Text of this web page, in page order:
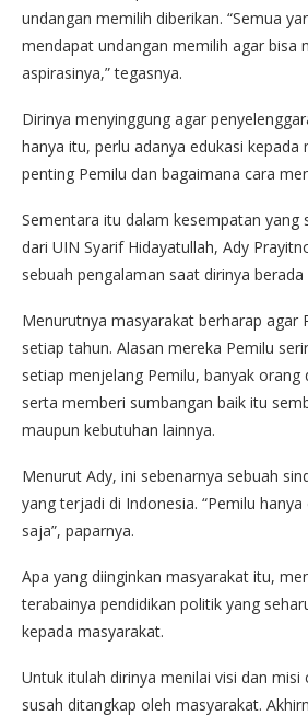
undangan memilih diberikan. “Semua
mendapat undangan memilih agar bisa
aspirasinya,” tegasnya.
Dirinya menyinggung agar
hanya itu, perlu adanya edukasi kepada
penting Pemilu dan bagaimana cara
Sementara itu dalam kesempatan yang
dari UIN Syarif Hidayatullah, Ady
sebuah pengalaman saat dirinya
Menurutnya masyarakat berharap agar
setiap tahun. Alasan mereka Pemilu
setiap menjelang Pemilu, banyak orang
serta memberi sumbangan baik itu
maupun kebutuhan lainnya.
Menurut Ady, ini sebenarnya sebuah
yang terjadi di Indonesia. “Pemilu
saja”, paparnya.
Apa yang diinginkan masyarakat itu,
terabainya pendidikan politik yang
kepada masyarakat.
Untuk itulah dirinya menilai visi dan misi
susah ditangkap oleh masyarakat.